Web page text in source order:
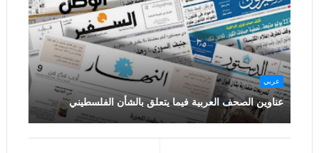
عربي
عناوين الصحف العربية فيما يتعلق بالشأن الفلسطيني